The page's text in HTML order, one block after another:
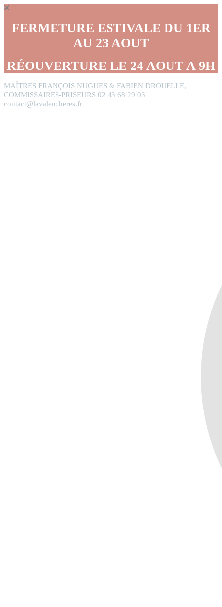
FERMETURE ESTIVALE DU 1ER
AU 23 AOUT
RÉOUVERTURE LE 24 AOUT A 9H
MAÎTRES FRANÇOIS NUGUES & FABIEN DROUELLE,
COMMISSAIRES-PRISEURS 02 43 68 29 03
contact@lavalencheres.fr
Panneau de gestion des cookies